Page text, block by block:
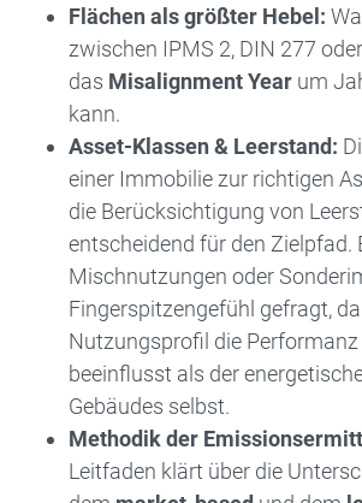
Flächen als größter Hebel:
zwischen IPMS 2, DIN 277
das Misalignment Year um
kann.
Asset-Klassen & Leerstand:
einer Immobilie zur richtigen
die Berücksichtigung von
entscheidend für den Zielpfad.
Mischnutzungen oder
Fingerspitzengefühl gefragt,
Nutzungsprofil die
beeinflusst als der
Gebäudes selbst.
Methodik der
Leitfaden klärt über die